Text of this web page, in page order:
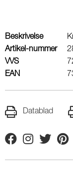
Beskrivelse
Artikel-nummer
VVS
EAN
Datablad
FacebookInstagram
Twitter